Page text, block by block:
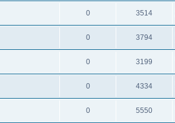
0 3514
0 3794
0 3199
0 4334
0 5550